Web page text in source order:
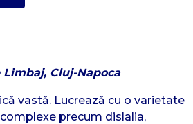
Cluj-Napoca
vastă. Lucrează cu o varietate
precum dislalia,